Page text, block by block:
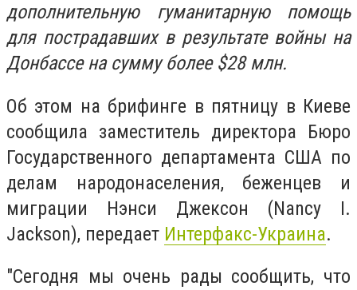
дополнительную гуманитарную помощь
для пострадавших в результате войны на
Донбассе на сумму более $28 млн.
Об этом на брифинге в пятницу в Киеве
сообщила заместитель директора Бюро
Государственного департамента США по
делам народонаселения, беженцев и
миграции Нэнси Джексон (Nancy I.
Jackson), передает Интерфакс-Украина.
"Сегодня мы очень рады сообщить, что